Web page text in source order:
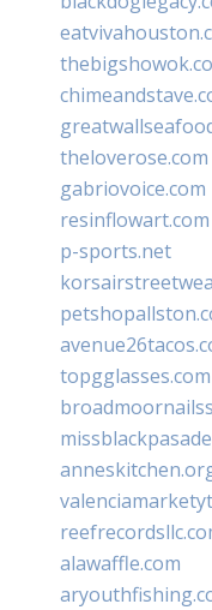
theloverose.com
gabriovoice.com
resinflowart.com
p-sports.net
topgglasses.com
alawaffle.com